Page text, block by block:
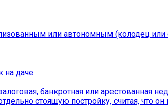
или автономным (колодец или
на даче
банкротная или арестованная
стоящую постройку, считая, что